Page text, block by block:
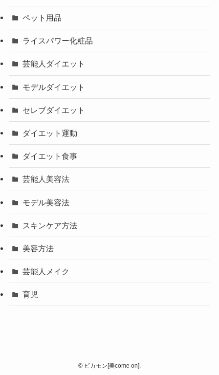
ペット用品
ライスパワー化粧品
芸能人ダイエット
モデルダイエット
セレブダイエット
ダイエット運動
ダイエット食事
芸能人美容法
モデル美容法
スキンケア方法
美容方法
芸能人メイク
育児
© ビカモン[美come on].